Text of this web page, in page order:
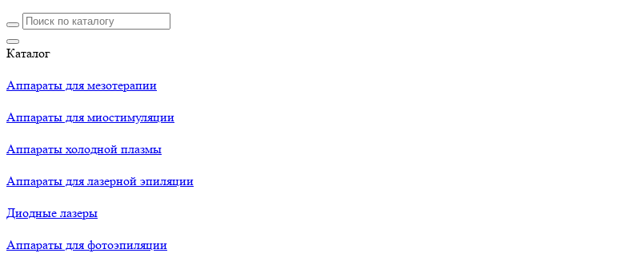
Каталог
Аппараты для мезотерапии
Аппараты для миостимуляции
Аппараты холодной плазмы
Аппараты для лазерной эпиляции
Диодные лазеры
Аппараты для фотоэпиляции